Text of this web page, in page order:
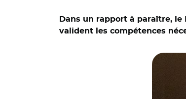
Dans un rapport à paraître,
valident les compétences
© caek/